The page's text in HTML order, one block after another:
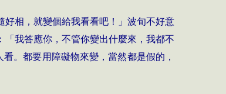
相，就變個給我看看吧！」波旬不好意
「我答應你，不管你變出什麼來，我都不
。都要用障礙物來變，當然都是假的，